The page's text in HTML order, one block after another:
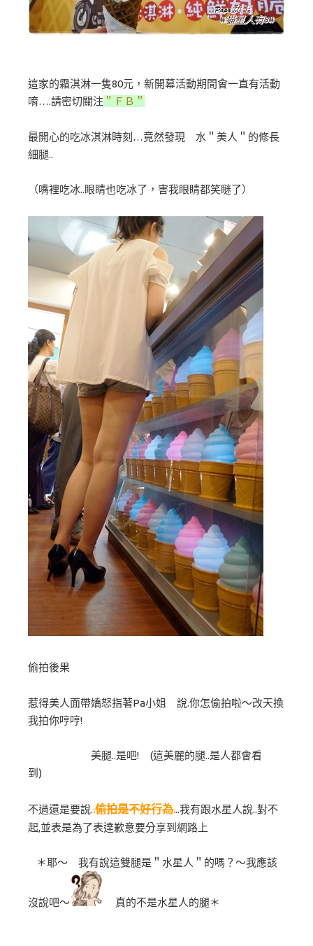
這家的霜淇淋一隻80元，新開幕活動期間會一直有活動
唷….請密切關注 ＂ＦＢ＂
最開心的吃冰淇淋時刻…竟然發現 水＂美人＂的修長
細腿..
（嘴裡吃冰..眼睛也吃冰了，害我眼睛都笑瞇了）
偷拍後果
惹得美人面帶嬌怒指著Pa小姐 說.你怎偷拍啦～改天換
我拍你哼哼!
美腿..是吧! (這美麗的腿..是人都會看
到)
不過還是要說..偷拍是不好行為...我有跟水星人說..對不
起,並表是為了表達歉意要分享到網路上
＊耶～ 我有說這雙腿是＂水星人＂的嗎？～我應該
沒說吧～ 真的不是水星人的腿＊